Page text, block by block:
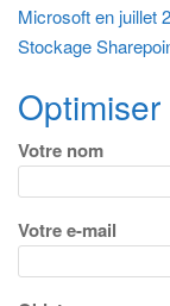
Microsoft en juillet
Stockage
Votre nom
Votre e-mail